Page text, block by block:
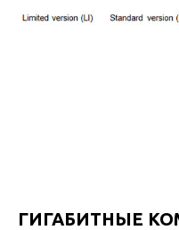
ГИГАБИТНЫЕ